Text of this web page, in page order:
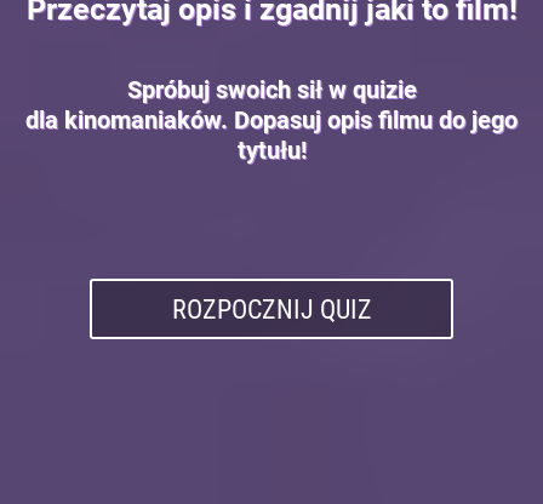
Przeczytaj opis i zgadnij jaki to film!
Spróbuj swoich sił w quizie
dla kinomaniaków. Dopasuj opis filmu do jego
tytułu!
ROZPOCZNIJ QUIZ